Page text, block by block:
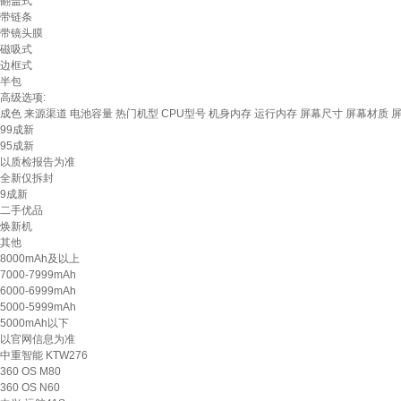
带链条
带镜头膜
磁吸式
边框式
半包
高级选项:
成色 来源渠道 电池容量 热门机型 CPU型号 机身内存 运行内存 屏幕尺寸 屏幕材质
99成新
95成新
以质检报告为准
全新仅拆封
9成新
二手优品
焕新机
其他
8000mAh及以上
7000-7999mAh
6000-6999mAh
5000-5999mAh
5000mAh以下
以官网信息为准
中重智能 KTW276
360 OS M80
360 OS N60